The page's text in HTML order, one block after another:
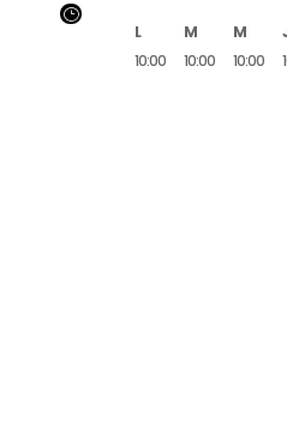
L M M
10:00
10:00
10:00
}